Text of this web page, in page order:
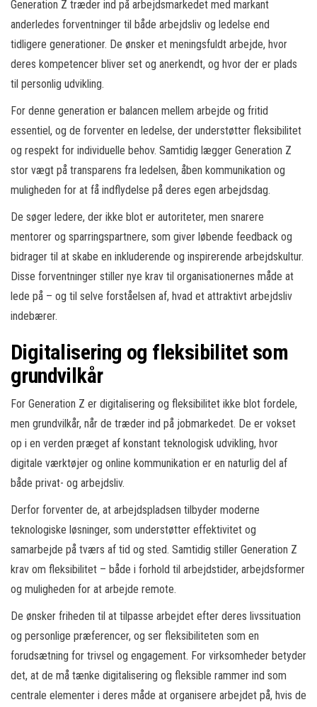
Generation Z træder ind på arbejdsmarkedet med markant
anderledes forventninger til både arbejdsliv og ledelse end
tidligere generationer. De ønsker et meningsfuldt arbejde, hvor
deres kompetencer bliver set og anerkendt, og hvor der er plads
til personlig udvikling.
For denne generation er balancen mellem arbejde og fritid
essentiel, og de forventer en ledelse, der understøtter fleksibilitet
og respekt for individuelle behov. Samtidig lægger Generation Z
stor vægt på transparens fra ledelsen, åben kommunikation og
muligheden for at få indflydelse på deres egen arbejdsdag.
De søger ledere, der ikke blot er autoriteter, men snarere
mentorer og sparringspartnere, som giver løbende feedback og
bidrager til at skabe en inkluderende og inspirerende arbejdskultur.
Disse forventninger stiller nye krav til organisationernes måde at
lede på – og til selve forståelsen af, hvad et attraktivt arbejdsliv
indebærer.
Digitalisering og fleksibilitet som
grundvilkår
For Generation Z er digitalisering og fleksibilitet ikke blot fordele,
men grundvilkår, når de træder ind på jobmarkedet. De er vokset
op i en verden præget af konstant teknologisk udvikling, hvor
digitale værktøjer og online kommunikation er en naturlig del af
både privat- og arbejdsliv.
Derfor forventer de, at arbejdspladsen tilbyder moderne
teknologiske løsninger, som understøtter effektivitet og
samarbejde på tværs af tid og sted. Samtidig stiller Generation Z
krav om fleksibilitet – både i forhold til arbejdstider, arbejdsformer
og muligheden for at arbejde remote.
De ønsker friheden til at tilpasse arbejdet efter deres livssituation
og personlige præferencer, og ser fleksibiliteten som en
forudsætning for trivsel og engagement. For virksomheder betyder
det, at de må tænke digitalisering og fleksible rammer ind som
centrale elementer i deres måde at organisere arbejdet på, hvis de